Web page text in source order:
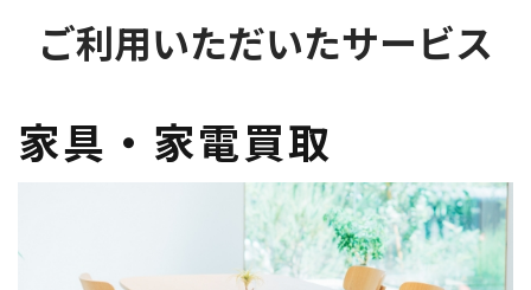
ご利用いただいたサービス
家具・家電買取